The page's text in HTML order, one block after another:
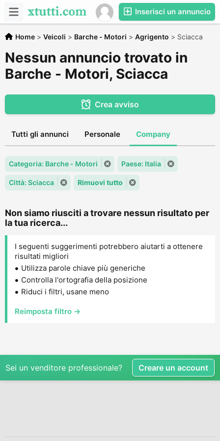
Inserisci un annuncio
Home > Veicoli > Barche - Motori > Agrigento > Sciacca
Nessun annuncio trovato in
Barche - Motori, Sciacca
Crea avviso
Tutti gli annunci Personale Company
Categoria: Barche - Motori Paese: Italia
Città: Sciacca Rimuovi tutto
Non siamo riusciti a trovare nessun risultato per
la tua ricerca...
I seguenti suggerimenti potrebbero aiutarti a ottenere
risultati migliori
Utilizza parole chiave più generiche
Controlla l'ortografia della posizione
Riduci i filtri, usane meno
Reimposta filtro →
Sei un venditore professionale? Creare un account